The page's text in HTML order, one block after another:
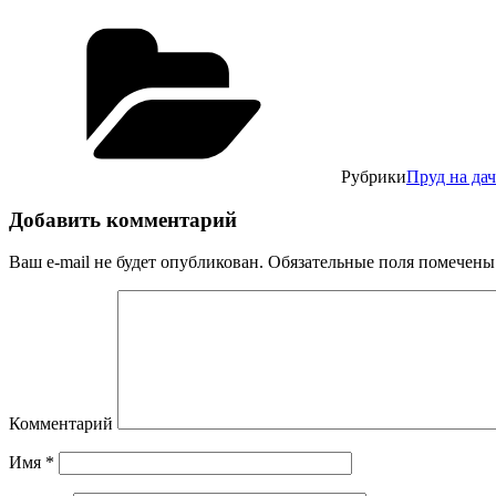
РубрикиПруд на
Добавить комментарий
Ваш e-mail не будет опубликован. Обязательные поля помечены
Комментарий
Имя *